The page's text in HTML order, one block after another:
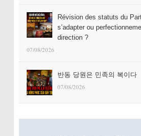
Révision des statuts du
s’adapter ou
direction ?
07/08/2026
반동 당원은 민족의 복이다
07/08/2026